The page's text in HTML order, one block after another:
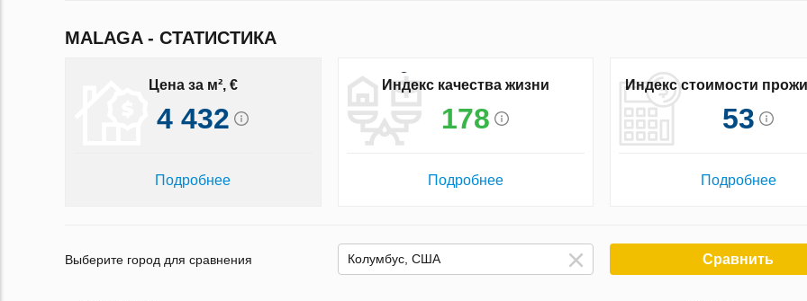
MALAGA - СТАТИСТИКА
Цена за м², €
4 432
Подробнее
Индекс качества жизни
178
Подробнее
Индекс стоимости
53
Подробнее
Выберите город для сравнения Сравнить